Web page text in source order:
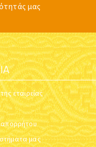
μας
εταιρείας
απορρήτου
μας